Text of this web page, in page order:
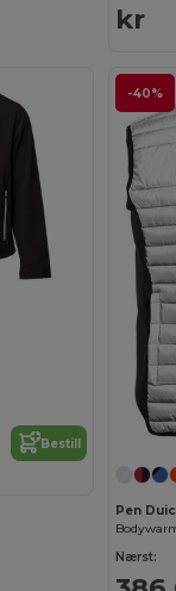
kr
Bestill
-40%
Pen
Nærst: